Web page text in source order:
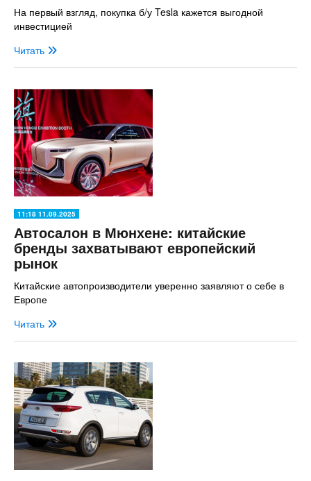
На первый взгляд, покупка б/у Tesla кажется выгодной
инвестицией
Читать
11:18 11.09.2025
Автосалон в Мюнхене: китайские
бренды захватывают европейский
рынок
Китайские автопроизводители уверенно заявляют о себе в
Европе
Читать